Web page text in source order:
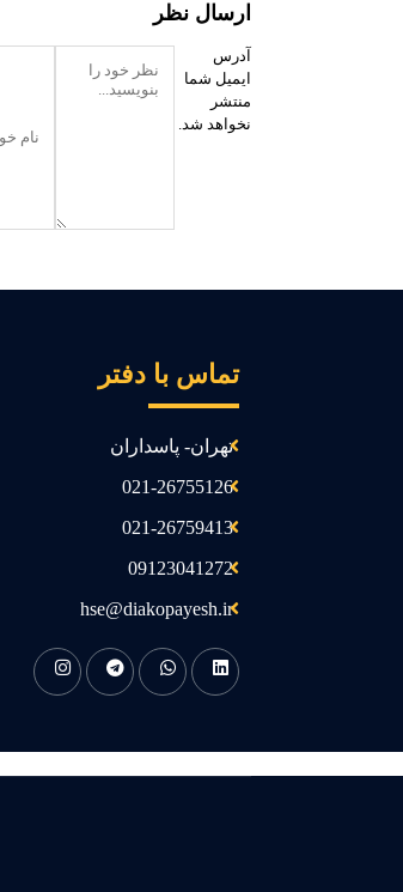
ارسال نظر
آدرس
ایمیل شما
منتشر
نخواهد شد.
تماس با دفتر
تهران- پاسداران
021-26755126
021-26759413
09123041272
hse@diakopayesh.ir